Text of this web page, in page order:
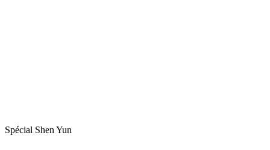
Spécial Shen Yun